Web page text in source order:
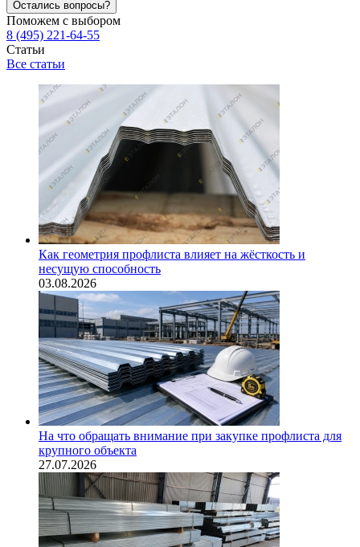
Остались вопросы?
Поможем с выбором
8 (495) 221-64-55
Статьи
Все статьи
Как геометрия профлиста влияет на жёсткость и
несущую способность
03.08.2026
На что обращать внимание при закупке профлиста для
крупного объекта
27.07.2026